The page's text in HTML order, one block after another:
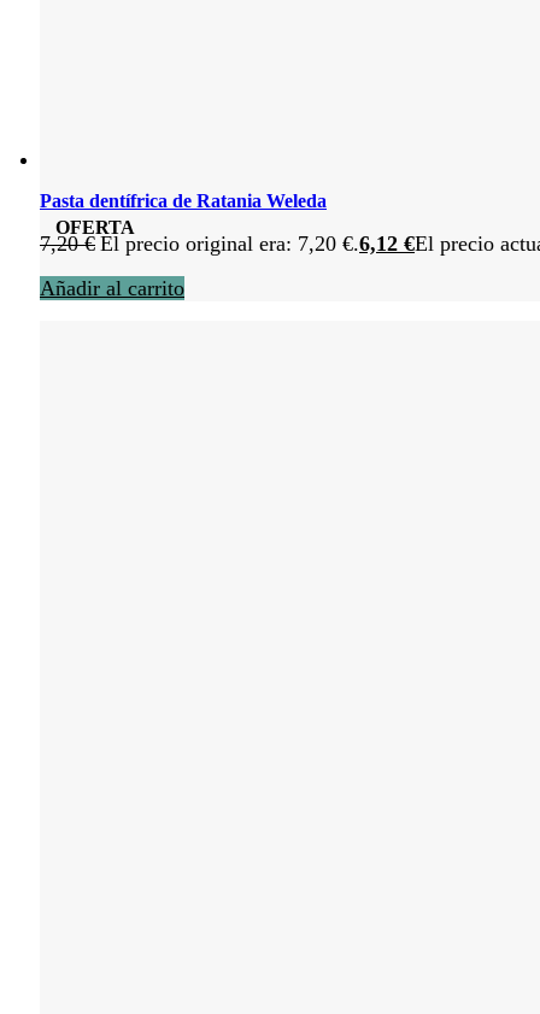
OFERTA
Pasta dentífrica de Ratania Weleda
7,20€ El precio original era: 7,20 €.6,12 €El precio
Añadir al carrito